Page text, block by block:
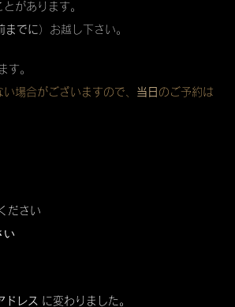
があります。
までに）お越し下さい。
す。
場合がございますので、 当日 のご予約は
ださい
い
ドレス に変わりました。